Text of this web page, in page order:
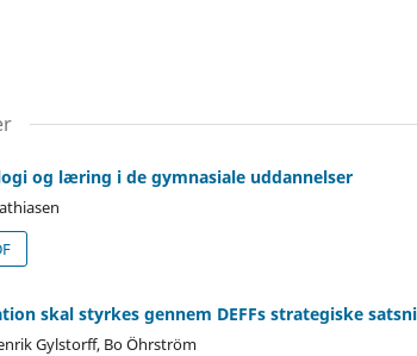
og læring i de gymnasiale uddannelser
skal styrkes gennem DEFFs strategiske
Gylstorff, Bo Öhrström